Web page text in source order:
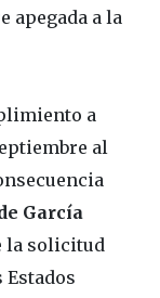
apegada a la
a
al
García
la solicitud
Estados